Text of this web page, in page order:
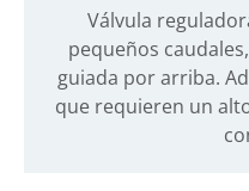
Válvula
pequeños
guiada por arriba.
que requieren un